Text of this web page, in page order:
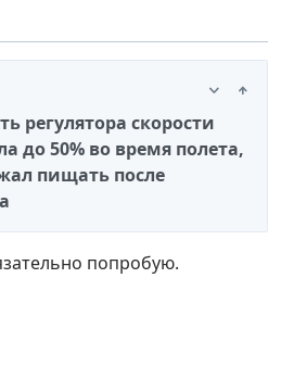
регулятора скорости
до 50% во время полета,
пищать после
попробую.